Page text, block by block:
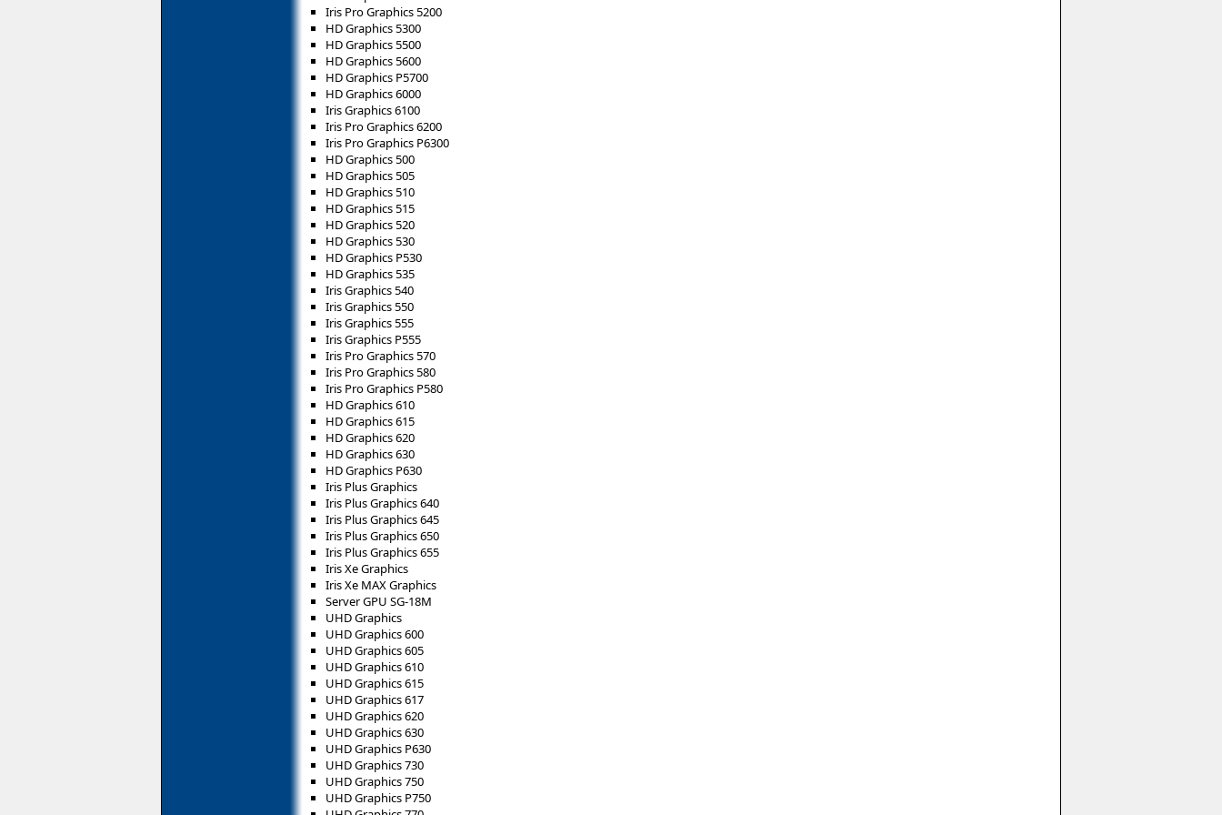
Iris Pro Graphics 5200
HD Graphics 5300
HD Graphics 5500
HD Graphics 5600
HD Graphics P5700
HD Graphics 6000
Iris Graphics 6100
Iris Pro Graphics 6200
Iris Pro Graphics P6300
HD Graphics 500
HD Graphics 505
HD Graphics 510
HD Graphics 515
HD Graphics 520
HD Graphics 530
HD Graphics P530
HD Graphics 535
Iris Graphics 540
Iris Graphics 550
Iris Graphics 555
Iris Graphics P555
Iris Pro Graphics 570
Iris Pro Graphics 580
Iris Pro Graphics P580
HD Graphics 610
HD Graphics 615
HD Graphics 620
HD Graphics 630
HD Graphics P630
Iris Plus Graphics
Iris Plus Graphics 640
Iris Plus Graphics 645
Iris Plus Graphics 650
Iris Plus Graphics 655
Iris Xe Graphics
Iris Xe MAX Graphics
Server GPU SG-18M
UHD Graphics
UHD Graphics 600
UHD Graphics 605
UHD Graphics 610
UHD Graphics 615
UHD Graphics 617
UHD Graphics 620
UHD Graphics 630
UHD Graphics P630
UHD Graphics 730
UHD Graphics 750
UHD Graphics P750